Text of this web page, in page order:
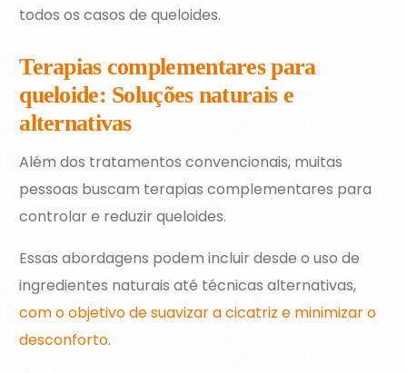
todos os casos de queloides.
Terapias complementares para
queloide: Soluções naturais e
alternativas
Além dos tratamentos convencionais, muitas
pessoas buscam terapias complementares para
controlar e reduzir queloides.
Essas abordagens podem incluir desde o uso de
ingredientes naturais até técnicas alternativas,
com o objetivo de suavizar a cicatriz e minimizar o
desconforto.